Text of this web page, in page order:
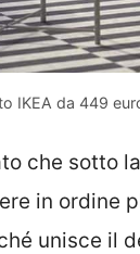
IKEA da 449
che sotto
in ordine
unisce il